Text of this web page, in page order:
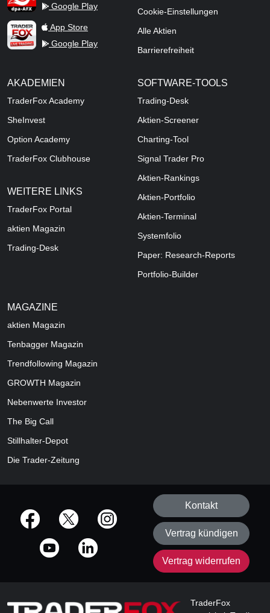
Google Play
TraderFox Live Trading
App Store
Google Play
Cookie-Einstellungen
Alle Aktien
Barrierefreiheit
AKADEMIEN
TraderFox Academy
SheInvest
Option Academy
TraderFox Clubhouse
WEITERE LINKS
TraderFox Portal
aktien Magazin
Trading-Desk
SOFTWARE-TOOLS
Trading-Desk
Aktien-Screener
Charting-Tool
Signal Trader Pro
Aktien-Rankings
Aktien-Portfolio
Aktien-Terminal
Systemfolio
Paper: Research-Reports
Portfolio-Builder
MAGAZINE
aktien Magazin
Tenbagger Magazin
Trendfollowing Magazin
GROWTH Magazin
Nebenwerte Investor
The Big Call
Stillhalter-Depot
Die Trader-Zeitung
offizielle Social Media-Accounts
Kontakt
Vertrag kündigen
Vertrag widerrufen
TraderFox